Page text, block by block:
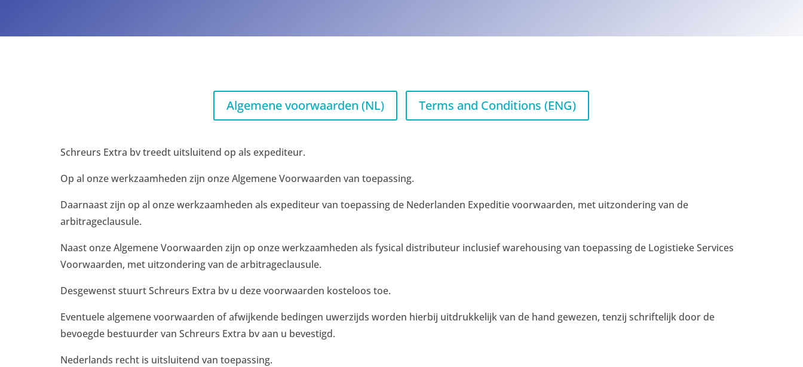
Algemene voorwaarden (NL) Terms and Conditions (ENG)
Schreurs Extra bv treedt uitsluitend op als expediteur.
Op al onze werkzaamheden zijn onze Algemene Voorwaarden van toepassing.
Daarnaast zijn op al onze werkzaamheden als expediteur van toepassing de Nederlanden Expeditie voorwaarden, met uitzondering van de
arbitrageclausule.
Naast onze Algemene Voorwaarden zijn op onze werkzaamheden als fysical distributeur inclusief warehousing van toepassing de Logistieke Services
Voorwaarden, met uitzondering van de arbitrageclausule.
Desgewenst stuurt Schreurs Extra bv u deze voorwaarden kosteloos toe.
Eventuele algemene voorwaarden of afwijkende bedingen uwerzijds worden hierbij uitdrukkelijk van de hand gewezen, tenzij schriftelijk door de
bevoegde bestuurder van Schreurs Extra bv aan u bevestigd.
Nederlands recht is uitsluitend van toepassing.